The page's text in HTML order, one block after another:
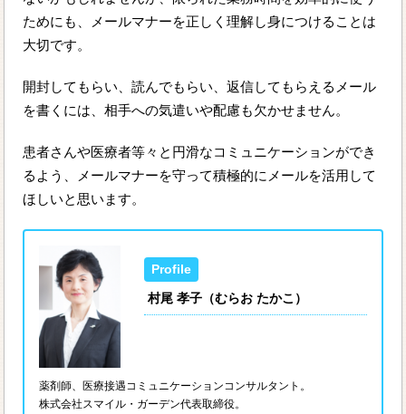
ためにも、メールマナーを正しく理解し身につけることは
大切です。
開封してもらい、読んでもらい、返信してもらえるメール
を書くには、相手への気遣いや配慮も欠かせません。
患者さんや医療者等々と円滑なコミュニケーションができ
るよう、メールマナーを守って積極的にメールを活用して
ほしいと思います。
村尾 孝子（むらお たかこ）
薬剤師、医療接遇コミュニケーションコンサルタント。
株式会社スマイル・ガーデン代表取締役。